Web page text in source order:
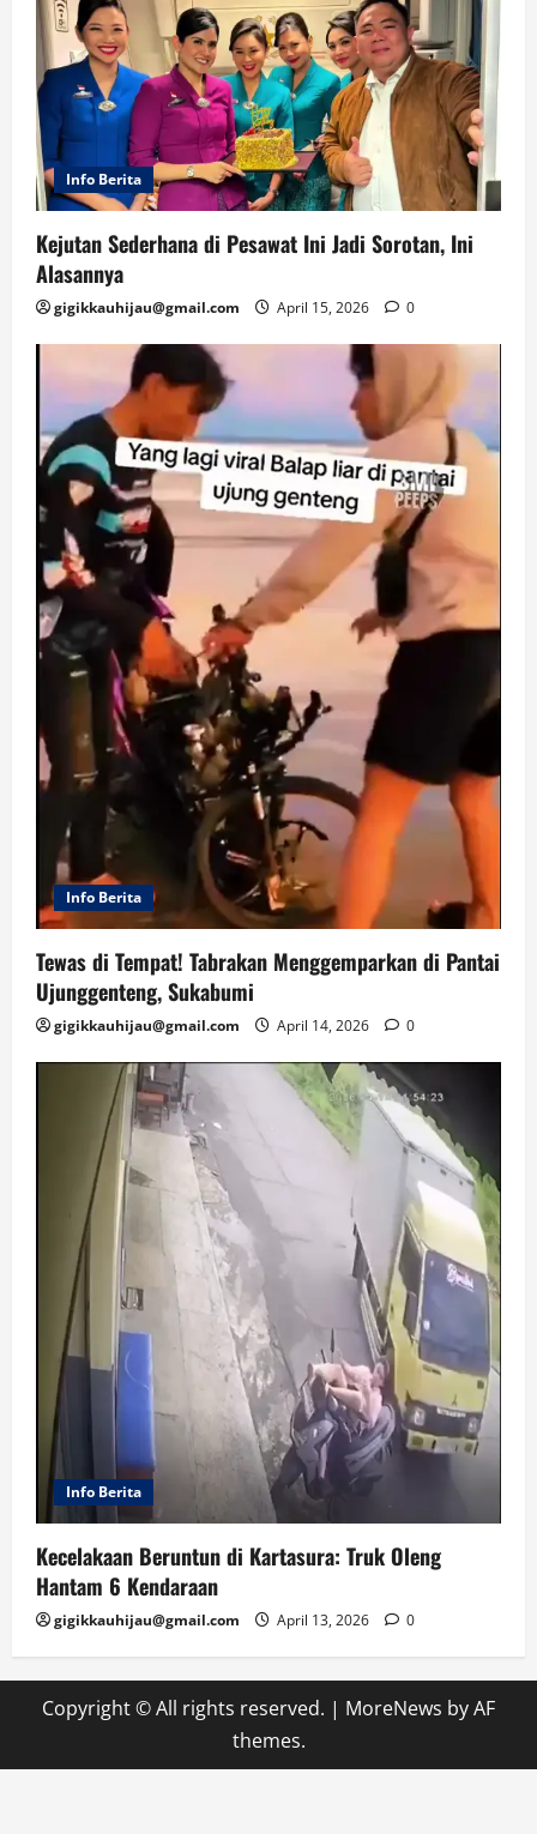
Info Berita
Kejutan Sederhana di Pesawat Ini Jadi Sorotan, Ini
Alasannya
gigikkauhijau@gmail.com April 15, 2026 0
Info Berita
Tewas di Tempat! Tabrakan Menggemparkan di Pantai
Ujunggenteng, Sukabumi
gigikkauhijau@gmail.com April 14, 2026 0
Info Berita
Kecelakaan Beruntun di Kartasura: Truk Oleng
Hantam 6 Kendaraan
gigikkauhijau@gmail.com April 13, 2026 0
Copyright © All rights reserved. | MoreNews by AF
themes.